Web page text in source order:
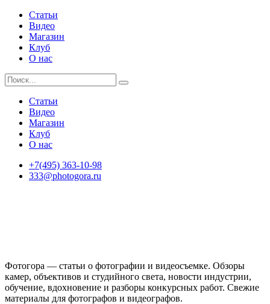
Статьи
Видео
Магазин
Клуб
О нас
Статьи
Видео
Магазин
Клуб
О нас
+7(495) 363-10-98
333@photogora.ru
Фотогора — статьи о фотографии и видеосъемке. Обзоры
камер, объективов и студийного света, новости индустрии,
обучение, вдохновение и разборы конкурсных работ. Свежие
материалы для фотографов и видеографов.